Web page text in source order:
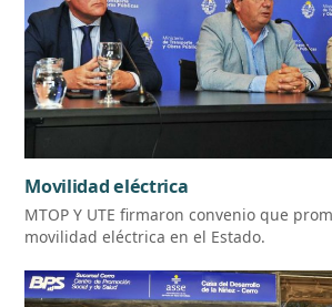
Movilidad eléctrica
MTOP Y UTE firmaron convenio que
movilidad eléctrica en el Estado.